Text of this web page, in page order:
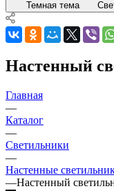
Темная тема
Настенный
Главная
—
Каталог
—
Светильники
—
Настенные
—Настенный